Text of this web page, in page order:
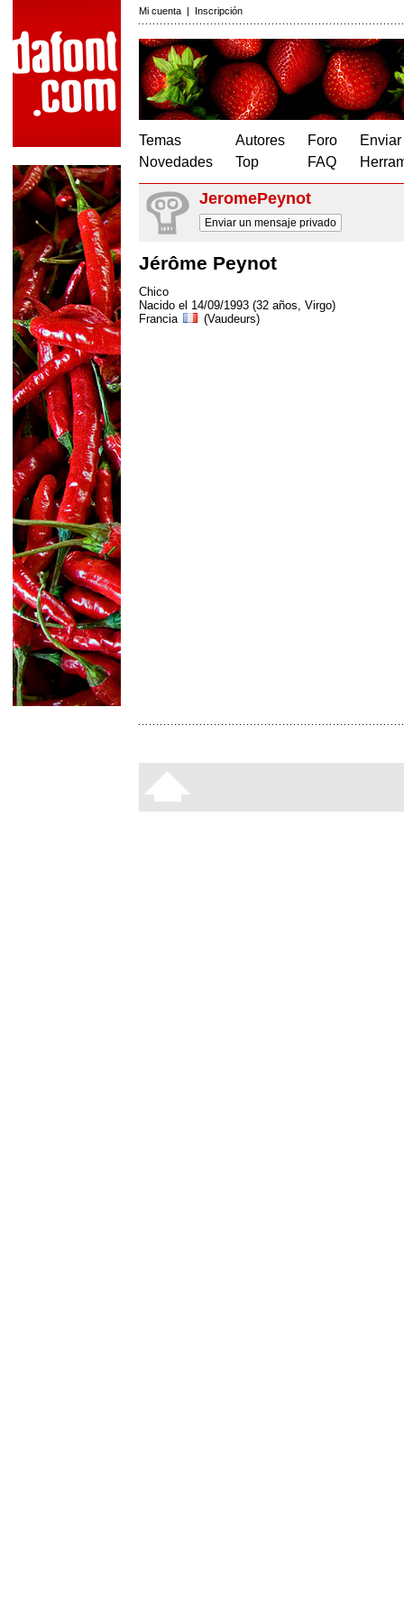
Mi cuenta | Inscripción
Temas
Novedades
Autores
Top
Foro
FAQ
JeromePeynot
Enviar un mensaje privado
Jérôme Peynot
Chico
Nacido el 14/09/1993 (32 años, Virgo)
Francia
(Vaudeurs)